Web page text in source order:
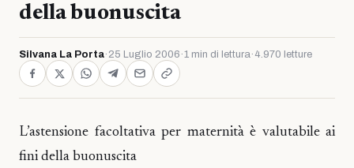
della buonuscita
Silvana La Porta· 25 Luglio 2006 ·1 min di lettura· 4.970 letture
L’astensione facoltativa per maternità è valutabile ai
fini della buonuscita